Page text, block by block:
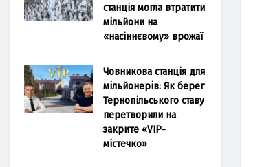
станція могла втратити
мільйони на
«насіннєвому» врожаї
Човникова станція для
мільйонерів: Як берег
Тернопільського ставу
перетворили на
закрите «VIP-
містечко»